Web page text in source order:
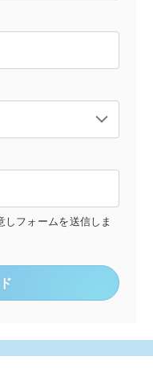
しフォームを送信しま